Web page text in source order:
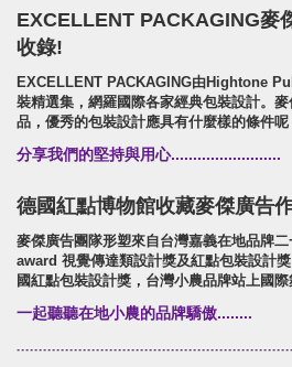
EXCELLENT PACKAGING麥
收錄!
EXCELLENT PACKAGING由Hightone
裝精選集，網羅國際各家經典包裝設計。
品，優秀的包裝設計應具有什麼樣的條件呢
分享我們的堅持與用心.........................
德國紅點博物館收藏麥傑廣告
麥傑廣告團隊形塑來自台灣嘉義在地品牌
award 視覺傳達類設計獎及紅點包裝設計
國紅點包裝設計獎，台灣小農品牌站上國
一起聽聽在地小農的品牌驕傲........